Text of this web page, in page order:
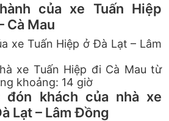
của xe Tuấn Hiệp
Cà Mau
xe Tuấn Hiệp ở Đà Lạt – Lâm
xe Tuấn Hiệp đi Cà Mau từ
khoảng: 14 giờ
đón khách của nhà xe
Lạt – Lâm Đồng